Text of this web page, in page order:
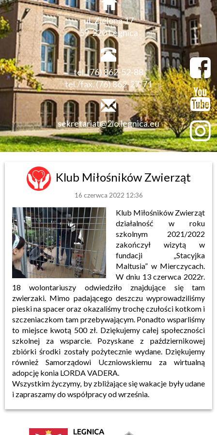
ul. Zielona 17
59-220 Legnica
tel. (76) 862-52-88
tel./fax. (76) 862-27-71
sekretariat@2lo.legnica.eu
Klub Miłośników Zwierząt
16 czerwca 2022 12:36
Klub Miłośników Zwierząt
działalność w roku
szkolnym 2021/2022
zakończył wizytą w
fundacji „Stacyjka
Maltusia” w Mierczycach.
W dniu 13 czerwca 2022r.
18 wolontariuszy odwiedziło znajdujące się tam
zwierzaki. Mimo padającego deszczu wyprowadziliśmy
pieski na spacer oraz okazaliśmy trochę czułości kotkom i
szczeniaczkom tam przebywającym. Ponadto wsparliśmy
to miejsce kwotą 500 zł. Dziękujemy całej społeczności
szkolnej za wsparcie. Pozyskane z październikowej
zbiórki środki zostały pożytecznie wydane. Dziękujemy
również Samorządowi Uczniowskiemu za wirtualną
adopcję konia LORDA VADERA.
Wszystkim życzymy, by zbliżające się wakacje były udane
i zapraszamy do współpracy od września.